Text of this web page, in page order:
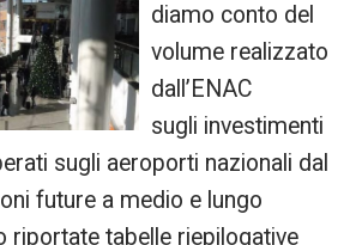
diamo conto del
volume realizzato
dall’ENAC
sugli investimenti
sugli aeroporti nazionali dal
future a medio e lungo
riportate tabelle riepilogative